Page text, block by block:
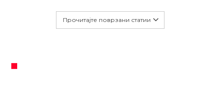
Прочитајте поврзани статии